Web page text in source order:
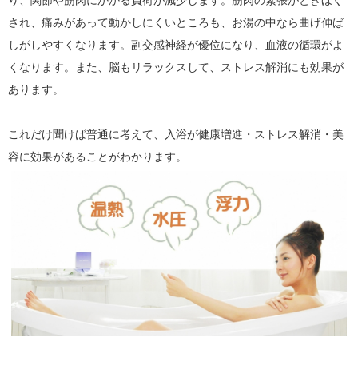
され、痛みがあって動かしにくいところも、お湯の中なら曲げ伸ば
しがしやすくなります。副交感神経が優位になり、血液の循環がよ
くなります。また、脳もリラックスして、ストレス解消にも効果が
あります。
これだけ聞けば普通に考えて、入浴が健康増進・ストレス解消・美
容に効果があることがわかります。